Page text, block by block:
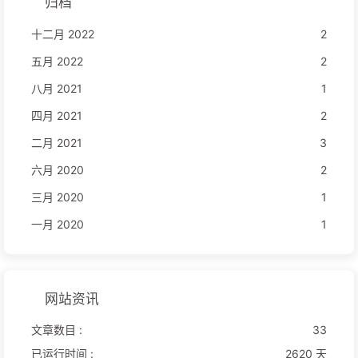
十二月 2022
2
五月 2022
2
八月 2021
1
四月 2021
2
二月 2021
3
六月 2020
2
三月 2020
1
一月 2020
1
网站资讯
文章数目 :
33
已运行时间 :
2620 天